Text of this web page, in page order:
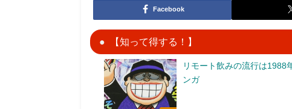
Facebook
【知って得する！】
リモート飲みの流行は
ンガ